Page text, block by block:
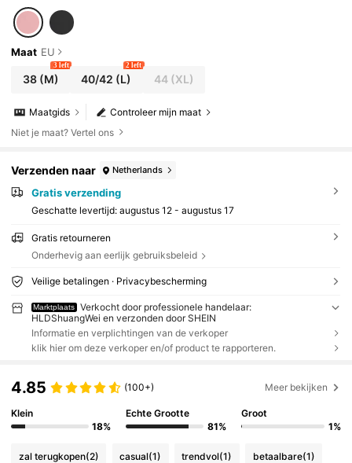
Maat EU
38(M)
3 left
40/42 (L)
2 left
44(XL)
Controleer mijn maat
Maatgids
Niet je maat? Vertel ons
Verzenden naar Netherlands
Gratis verzending
Geschatte levertijd: augustus 12 - augustus 17
Gratis retourneren
Onderhevig aan eerlijk gebruiksbeleid
Veilige betalingen · Privacybescherming
Marktplaats
Verkocht door professionele handelaar:
HLDShuangWei en verzonden door SHEIN
Informatie en verplichtingen van de verkoper
klik hier om deze verkoper en/of product te rapporteren.
4.85 (100+) Meer bekijken
Klein
18%
Echte Grootte
81%
Groot
1%
zal terugkopen(2) casual(1) trendvol(1) betaalbare(1)